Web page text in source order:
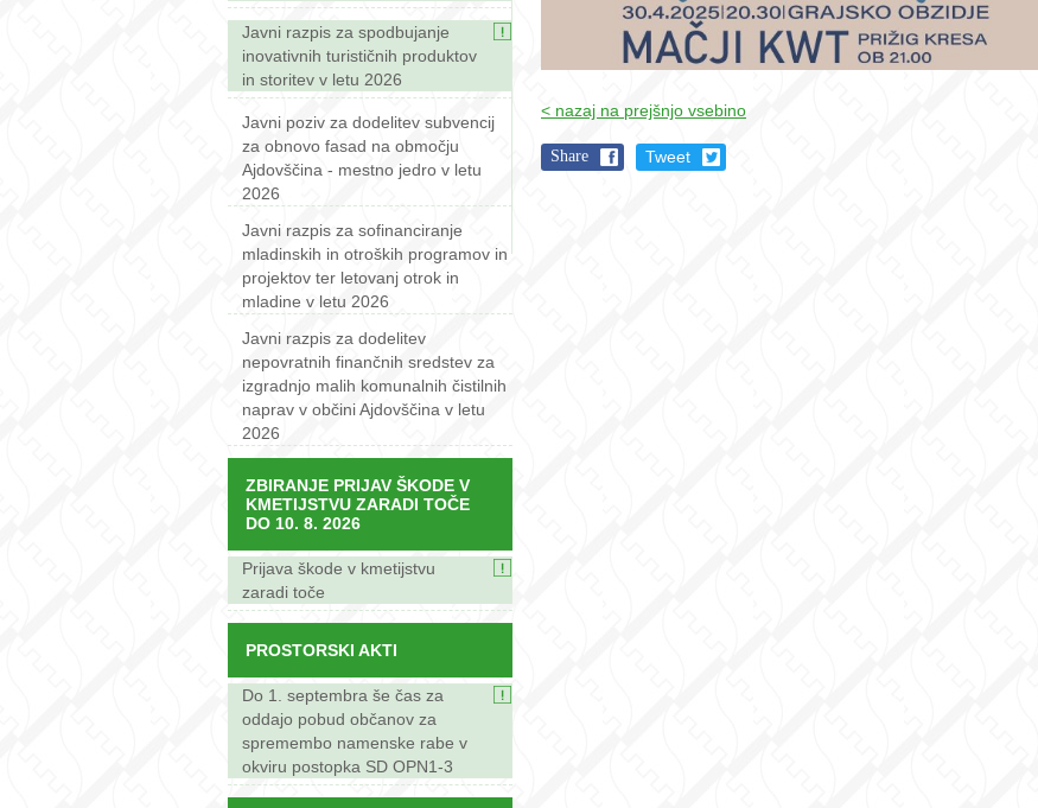
Javni razpis za spodbujanje
inovativnih turističnih produktov
in storitev v letu 2026
Javni poziv za dodelitev subvencij
za obnovo fasad na območju
Ajdovščina - mestno jedro v letu
2026
Javni razpis za sofinanciranje
mladinskih in otroških programov in
projektov ter letovanj otrok in
mladine v letu 2026
Javni razpis za dodelitev
nepovratnih finančnih sredstev za
izgradnjo malih komunalnih čistilnih
naprav v občini Ajdovščina v letu
2026
ZBIRANJE PRIJAV ŠKODE V
KMETIJSTVU ZARADI TOČE
DO 10. 8. 2026
Prijava škode v kmetijstvu
zaradi toče
PROSTORSKI AKTI
Do 1. septembra še čas za
oddajo pobud občanov za
spremembo namenske rabe v
okviru postopka SD OPN1-3
< nazaj na prejšnjo vsebino
Share Tweet